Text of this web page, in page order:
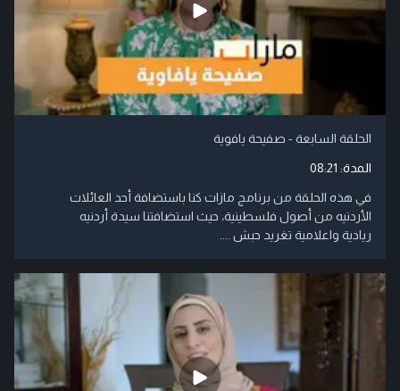
الحلقة السابعة - صفيحة يافوية
المدة: 08:21
في هذه الحلقة من برنامج مازات كنا باستضافة أحد العائلات
الأردنيه من أصول فلسطينية، حيث استضافتنا سيدة أردنيه
ريادية واعلامية تغريد حبش ....